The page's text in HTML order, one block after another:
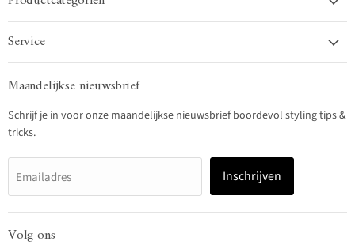
Service
Maandelijkse nieuwsbrief
Schrijf je in voor onze maandelijkse nieuwsbrief boordevol styling tips &
tricks.
Emailadres Inschrijven
Volg ons